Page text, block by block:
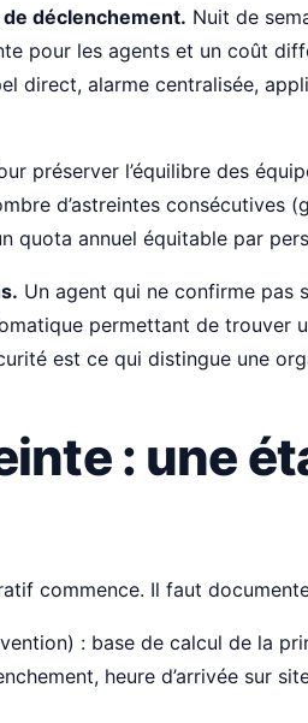
déclenchement. Nuit de
pour les agents et un coût
direct, alarme centralisée,
préserver l’équilibre des
d’astreintes consécutives
quota annuel équitable par
Un agent qui ne confirme pas
permettant de trouver
est ce qui distingue une
: une
commence. Il faut
: base de calcul de la
heure d’arrivée sur